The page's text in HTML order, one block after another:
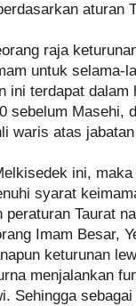
aturan
raja
untuk selama-
ini terdapat
sebelum Masehi,
waris atas
ini,
syarat
Taurat
Imam Besar,
keturunan
menjalankan
Sehingga